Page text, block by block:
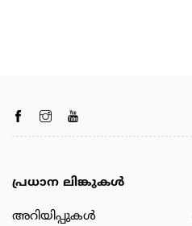
പ്രധാന ലിങ്കുകൾ
അറിയിപ്പുകള്‍